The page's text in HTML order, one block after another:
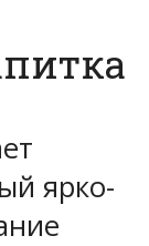
ярко-